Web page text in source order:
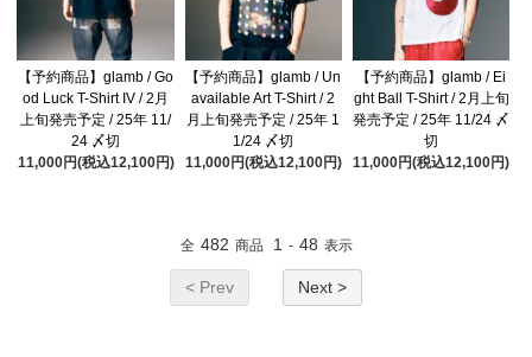
【予約商品】glamb / Go
od Luck T-Shirt IV / 2月
上旬発売予定 / 25年 11/
24 〆切
11,000円(税込12,100円)
【予約商品】glamb / Un
available Art T-Shirt / 2
月上旬発売予定 / 25年 1
1/24 〆切
11,000円(税込12,100円)
【予約商品】glamb / Ei
ght Ball T-Shirt / 2月上旬
発売予定 / 25年 11/24 〆
切
11,000円(税込12,100円)
全 482 商品 1 - 48 表示
< Prev Next >